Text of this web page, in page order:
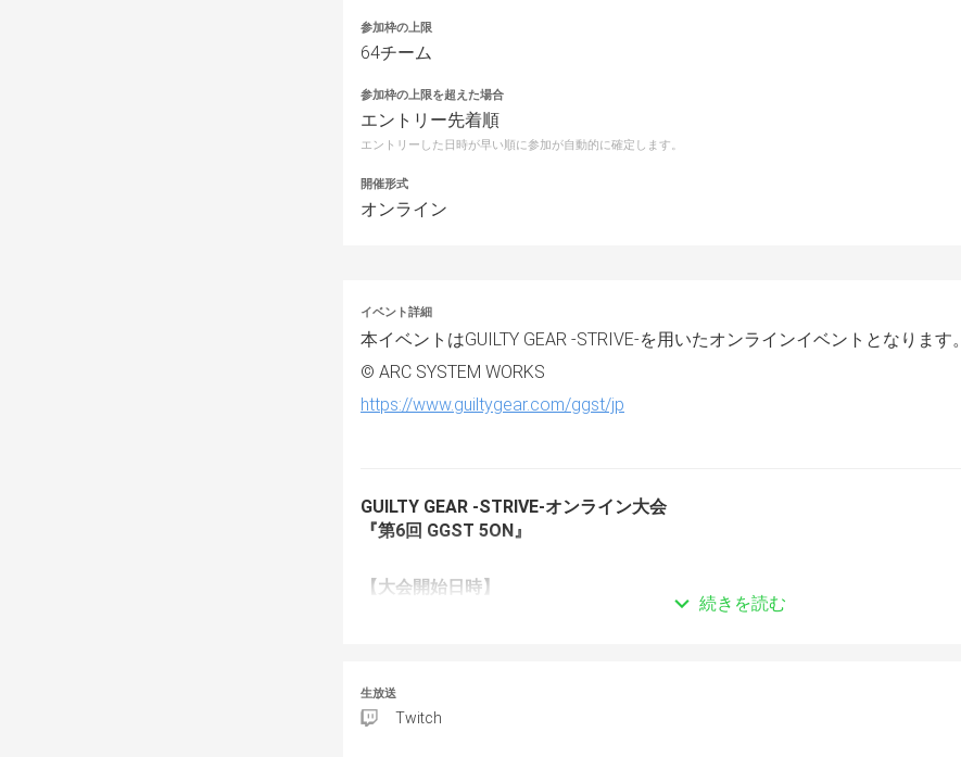
参加枠の上限
64チーム
参加枠の上限を超えた場合
エントリー先着順
エントリーした日時が早い順に参加が自動的に確定します。
開催形式
オンライン
イベント詳細
本イベントはGUILTY GEAR -STRIVE-を用いたオンラインイベントとなります。
© ARC SYSTEM WORKS
https://www.guiltygear.com/ggst/jp
GUILTY GEAR -STRIVE-オンライン大会
『第6回 GGST 5ON』
【大会開始日時】
【エントリーについて】
・受付は9月20日(土)の12時より開始
続きを読む
生放送
Twitch